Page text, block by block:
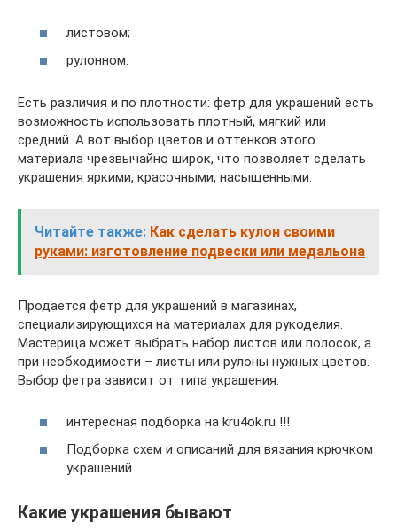
листовом;
рулонном.
Есть различия и по плотности: фетр для украшений есть
возможность использовать плотный, мягкий или
средний. А вот выбор цветов и оттенков этого
материала чрезвычайно широк, что позволяет сделать
украшения яркими, красочными, насыщенными.
Читайте также: Как сделать кулон своими
руками: изготовление подвески или медальона
Продается фетр для украшений в магазинах,
специализирующихся на материалах для рукоделия.
Мастерица может выбрать набор листов или полосок, а
при необходимости – листы или рулоны нужных цветов.
Выбор фетра зависит от типа украшения.
интересная подборка на kru4ok.ru !!!
Подборка схем и описаний для вязания крючком
украшений
Какие украшения бывают